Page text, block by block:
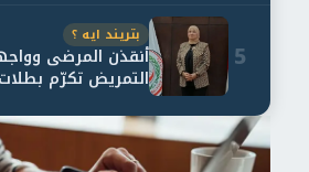
5
بتريند ايه ؟
أنقذن المرضى
التمريض تكرّم